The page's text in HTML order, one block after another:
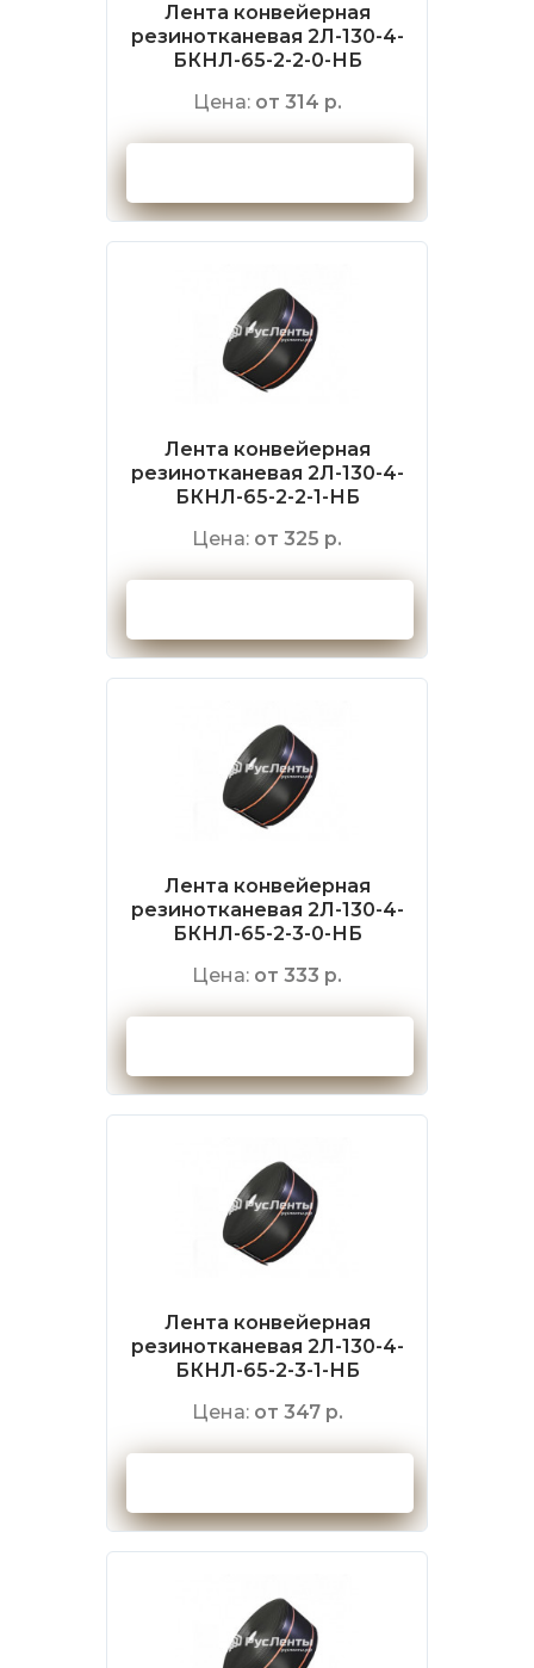
Лента конвейерная
резинотканевая 2Л-130-4-
БКНЛ-65-2-2-0-НБ
Цена: от 314 р.
Лента конвейерная
резинотканевая 2Л-130-4-
БКНЛ-65-2-2-1-НБ
Цена: от 325 р.
Лента конвейерная
резинотканевая 2Л-130-4-
БКНЛ-65-2-3-0-НБ
Цена: от 333 р.
Лента конвейерная
резинотканевая 2Л-130-4-
БКНЛ-65-2-3-1-НБ
Цена: от 347 р.